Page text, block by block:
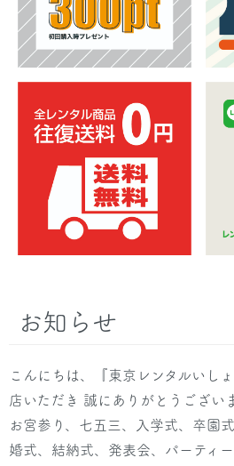
お知らせ
こんにちは、『東京レンタルいし
店いただき 誠にありがとうございま
お宮参り、七五三、入学式、卒園
婚式、結納式、発表会、パーティ